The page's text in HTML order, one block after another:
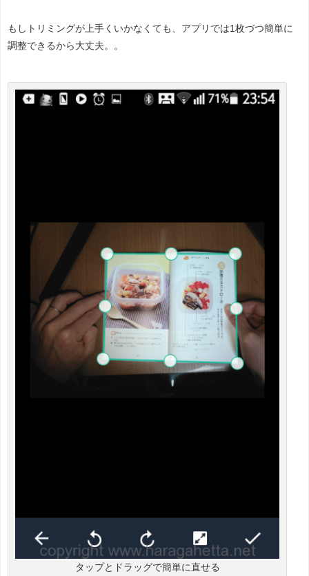
もしトリミングが上手くいかなくても、アプリでは1枚づつ簡単に
調整できるから大丈夫。。
タップとドラッグで簡単に直せる